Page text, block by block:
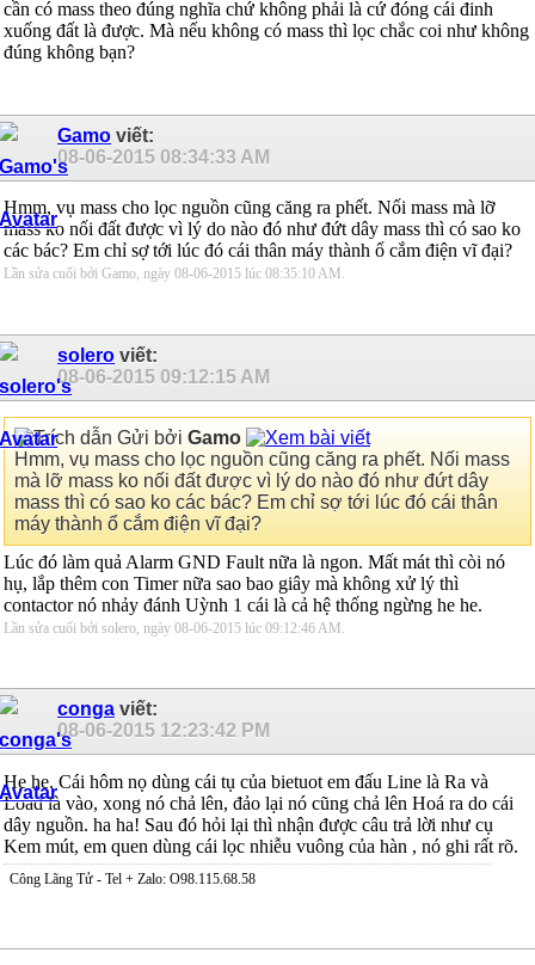
cần có mass theo đúng nghĩa chứ không phải là cứ đóng cái đinh
xuống đất là được. Mà nếu không có mass thì lọc chắc coi như không
đúng không bạn?
Gamo viết:
08-06-2015 08:34:33 AM
Hmm, vụ mass cho lọc nguồn cũng căng ra phết. Nối mass mà lỡ
mass ko nối đất được vì lý do nào đó như đứt dây mass thì có sao ko
các bác? Em chỉ sợ tới lúc đó cái thân máy thành ổ cắm điện vĩ đại?
Lần sửa cuối bởi Gamo, ngày 08-06-2015 lúc 08:35:10 AM .
solero viết:
08-06-2015 09:12:15 AM
Gửi bởi Gamo
Hmm, vụ mass cho lọc nguồn cũng căng ra phết. Nối mass
mà lỡ mass ko nối đất được vì lý do nào đó như đứt dây
mass thì có sao ko các bác? Em chỉ sợ tới lúc đó cái thân
máy thành ổ cắm điện vĩ đại?
Lúc đó làm quả Alarm GND Fault nữa là ngon. Mất mát thì còi nó
hụ, lắp thêm con Timer nữa sao bao giây mà không xử lý thì
contactor nó nhảy đánh Uỳnh 1 cái là cả hệ thống ngừng he he.
Lần sửa cuối bởi solero, ngày 08-06-2015 lúc 09:12:46 AM .
conga viết:
08-06-2015 12:23:42 PM
He he. Cái hôm nọ dùng cái tụ của bietuot em đấu Line là Ra và
Load là vào, xong nó chả lên, đảo lại nó cũng chả lên Hoá ra do cái
dây nguồn. ha ha! Sau đó hỏi lại thì nhận được câu trả lời như cụ
Kem mút, em quen dùng cái lọc nhiễu vuông của hàn , nó ghi rất rõ.
Công Lãng Tử - Tel + Zalo: O98.115.68.58